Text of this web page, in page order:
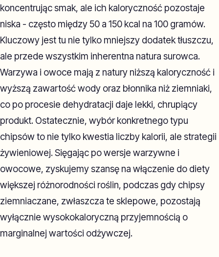
koncentrując smak, ale ich kaloryczność pozostaje
niska - często między 50 a 150 kcal na 100 gramów.
Kluczowy jest tu nie tylko mniejszy dodatek tłuszczu,
ale przede wszystkim inherentna natura surowca.
Warzywa i owoce mają z natury niższą kaloryczność i
wyższą zawartość wody oraz błonnika niż ziemniaki,
co po procesie dehydratacji daje lekki, chrupiący
produkt. Ostatecznie, wybór konkretnego typu
chipsów to nie tylko kwestia liczby kalorii, ale strategii
żywieniowej. Sięgając po wersje warzywne i
owocowe, zyskujemy szansę na włączenie do diety
większej różnorodności roślin, podczas gdy chipsy
ziemniaczane, zwłaszcza te sklepowe, pozostają
wyłącznie wysokokaloryczną przyjemnością o
marginalnej wartości odżywczej.